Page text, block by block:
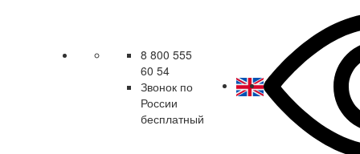
8 800 555
60 54
Звонок по
России
бесплатный